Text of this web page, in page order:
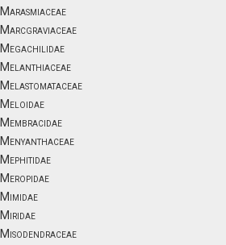
Marasmiaceae
Marcgraviaceae
Megachilidae
Melanthiaceae
Melastomataceae
Meloidae
Membracidae
Menyanthaceae
Mephitidae
Meropidae
Mimidae
Miridae
Misodendraceae